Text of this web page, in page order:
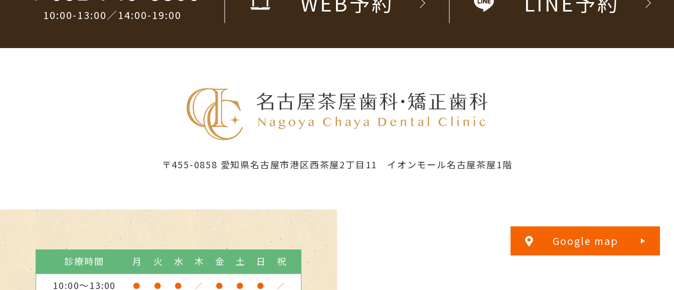
10:00-13:00／14:00-19:00
〒455-0858 愛知県名古屋市港区西茶屋2丁目11 イオンモール名古屋茶屋1階
診療時間 月 火 水 木 金 土 日
祝
10:00～13:00
● ● ● ／ ● ● ● ／
Google map